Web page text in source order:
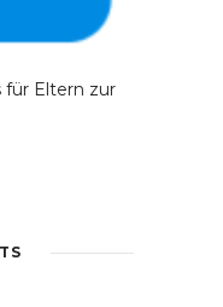
für Eltern zur